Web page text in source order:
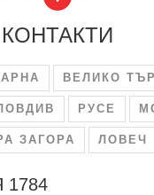
КОНТАКТИ
ВЕЛИКО
РУСЕ
ЗАГОРА ЛОВЕЧ